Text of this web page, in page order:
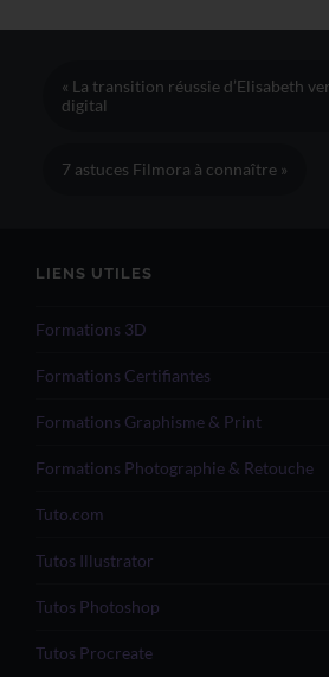
« La transition réussie d’Elisabeth
digital
7 astuces Filmora à connaître »
LIENS UTILES
Formations 3D
Formations Certifiantes
Formations Graphisme & Print
Formations Photographie & Retouche
Tuto.com
Tutos Illustrator
Tutos Photoshop
Tutos Procreate